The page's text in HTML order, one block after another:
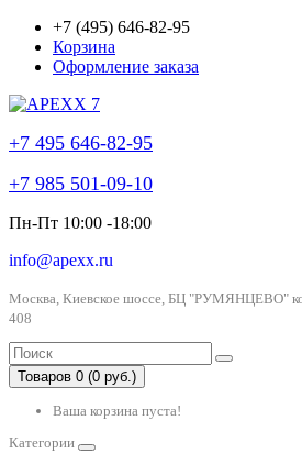
+7 (495) 646-82-95
Корзина
Оформление заказа
+7 495 646-82-95
+7 985 501-09-10
Пн-Пт 10:00 -18:00
info@apexx.ru
Москва, Киевское шоссе, БЦ "РУМЯНЦЕВО"
408
Товаров 0 (0 руб.)
Ваша корзина пуста!
Категории